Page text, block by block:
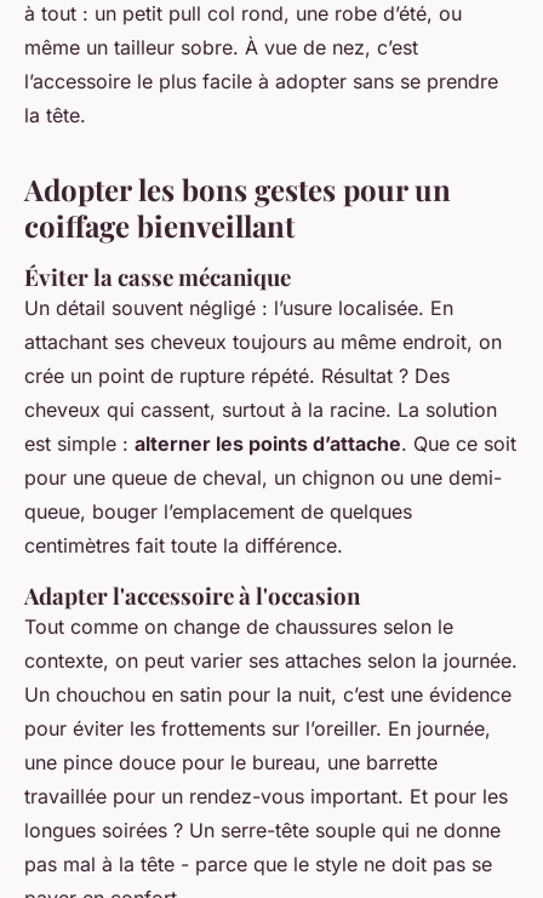
à tout : un petit pull col rond, une robe d’été, ou
même un tailleur sobre. À vue de nez, c’est
l’accessoire le plus facile à adopter sans se prendre
la tête.
Adopter les bons gestes pour un
coiffage bienveillant
Éviter la casse mécanique
Un détail souvent négligé : l’usure localisée. En
attachant ses cheveux toujours au même endroit, on
crée un point de rupture répété. Résultat ? Des
cheveux qui cassent, surtout à la racine. La solution
est simple : alterner les points d’attache. Que ce soit
pour une queue de cheval, un chignon ou une demi-
queue, bouger l’emplacement de quelques
centimètres fait toute la différence.
Adapter l'accessoire à l'occasion
Tout comme on change de chaussures selon le
contexte, on peut varier ses attaches selon la journée.
Un chouchou en satin pour la nuit, c’est une évidence
pour éviter les frottements sur l’oreiller. En journée,
une pince douce pour le bureau, une barrette
travaillée pour un rendez-vous important. Et pour les
longues soirées ? Un serre-tête souple qui ne donne
pas mal à la tête - parce que le style ne doit pas se